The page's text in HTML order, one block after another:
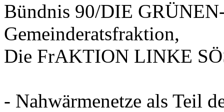
Bündnis 90/DIE
Gemeinderatsfraktion,
Die FrAKTION LINKE
- Nahwärmenetze als Teil